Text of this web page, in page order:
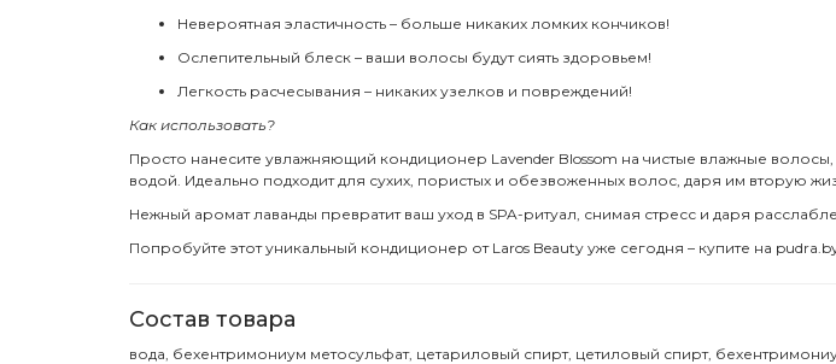
Невероятная эластичность – больше никаких ломких кончиков!
Ослепительный блеск – ваши волосы будут сиять здоровьем!
Легкость расчесывания – никаких узелков и повреждений!
Как использовать?
Просто нанесите увлажняющий кондиционер Lavender Blossom на чистые влажные
водой. Идеально подходит для сухих, пористых и обезвоженных волос, даря им вторую
Нежный аромат лаванды превратит ваш уход в SPA-ритуал, снимая стресс и даря
Попробуйте этот уникальный кондиционер от Laros Beauty уже сегодня – купите на
Состав товара
вода, бехентримониум метосульфат, цетариловый спирт, цетиловый спирт,